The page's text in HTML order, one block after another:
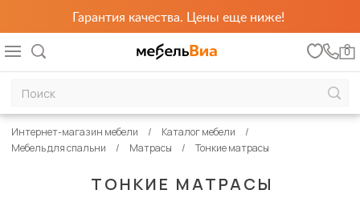
Гарантия качества. Цены еще ниже!
0
ТОНКИЕ МАТРАСЫ
Интернет-магазин мебели
Каталог мебели
Мебель для спальни
Матрасы Тонкие матрасы